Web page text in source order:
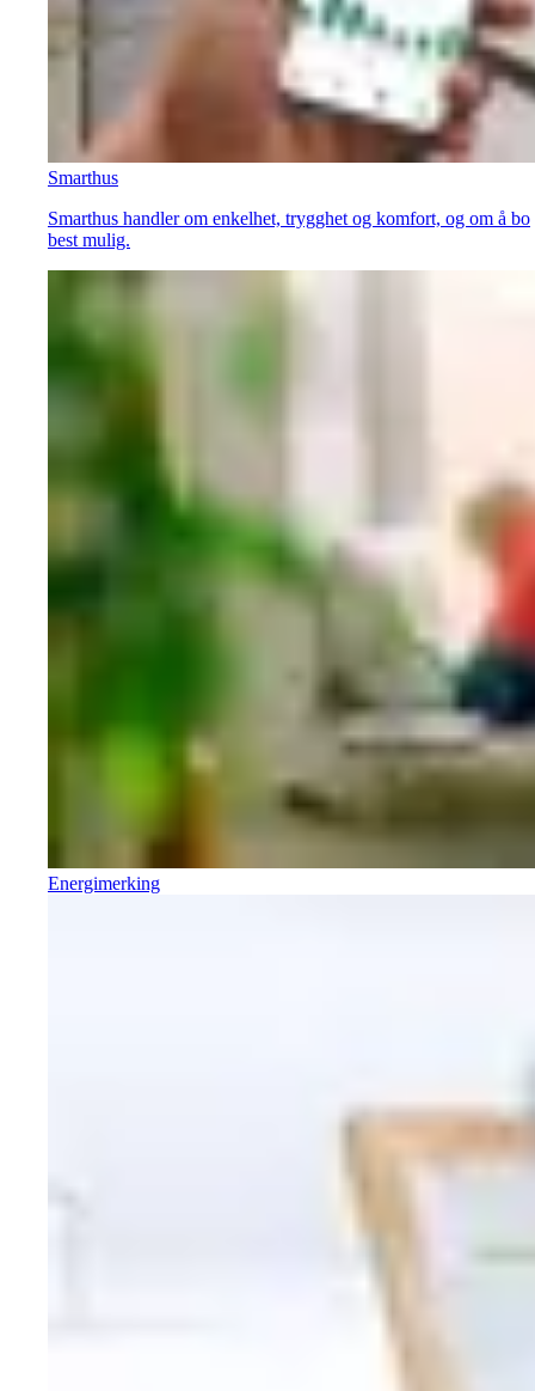
Smarthus
Smarthus handler om enkelhet, trygghet og komfort, og om å bo
best mulig.
Energimerking